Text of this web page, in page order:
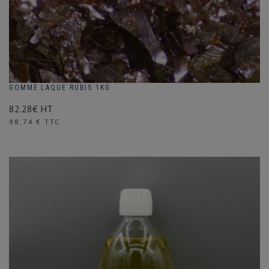
GOMME LAQUE RUBIS 1KG
82.28€ HT
Prix
98,74 € TTC